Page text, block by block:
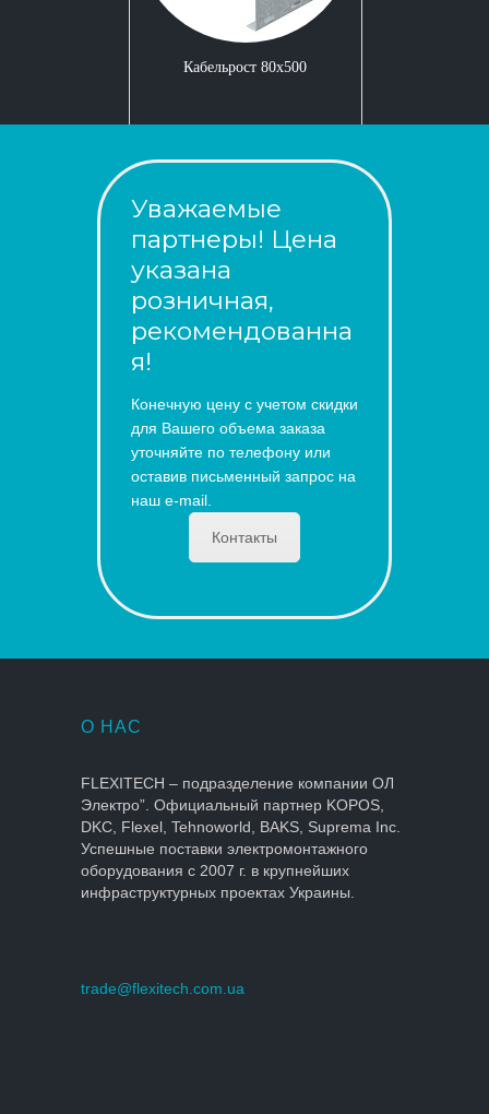
Кабельрост 80x500
Уважаемые
партнеры! Цена
указана
розничная,
рекомендованна
я!
Конечную цену с учетом скидки
для Вашего объема заказа
уточняйте по телефону или
оставив письменный запрос на
наш e-mail.
Контакты
О НАС
FLEXITECH – подразделение компании ОЛ
Электро”. Официальный партнер KOPOS,
DKC, Flexel, Tehnoworld, BAKS, Suprema Inc.
Успешные поставки электромонтажного
оборудования с 2007 г. в крупнейших
инфраструктурных проектах Украины.
trade@flexitech.com.ua